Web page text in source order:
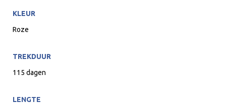
KLEUR
Roze
TREKDUUR
115 dagen
LENGTE